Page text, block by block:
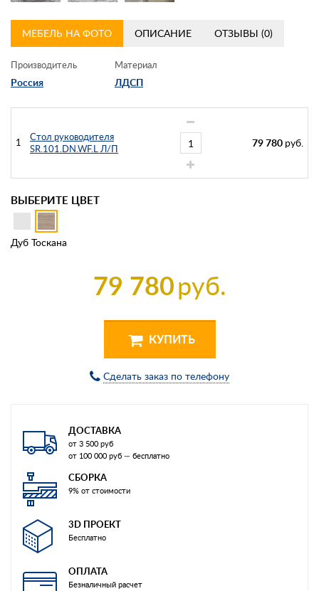
МЕБЕЛЬ НА ФОТО ОПИСАНИЕ ОТЗЫВЫ (0)
Производитель
Россия
Материал
ЛДСП
1
Стол руководителя
SR.101.DN.WF.L Л/П
79 780 руб.
ВЫБЕРИТЕ ЦВЕТ
Дуб Тоскана
79 780руб.
КУПИТЬ
Сделать заказ по телефону
ДОСТАВКА
от 3 500 руб
от 100 000 руб — бесплатно
СБОРКА
9% от стоимости
3D ПРОЕКТ
Бесплатно
ОПЛАТА
Безналичный расчет